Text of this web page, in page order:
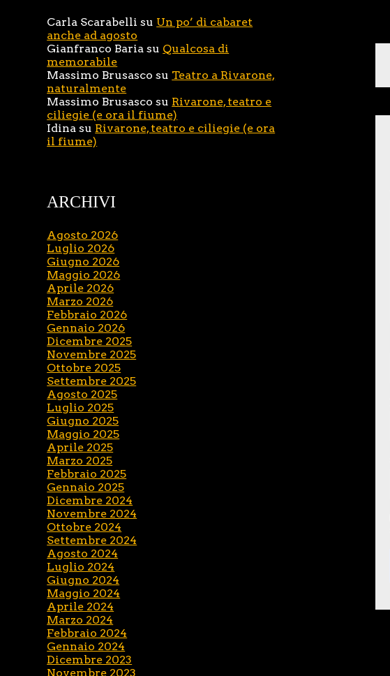
Carla Scarabelli su Un po’ di cabaret
anche ad agosto
Gianfranco Baria su Qualcosa di
memorabile
Massimo Brusasco su Teatro a Rivarone,
naturalmente
Massimo Brusasco su Rivarone, teatro e
ciliegie (e ora il fiume)
Idina su Rivarone, teatro e ciliegie (e ora
il fiume)
ARCHIVI
Agosto 2026
Luglio 2026
Giugno 2026
Maggio 2026
Aprile 2026
Marzo 2026
Febbraio 2026
Gennaio 2026
Dicembre 2025
Novembre 2025
Ottobre 2025
Settembre 2025
Agosto 2025
Luglio 2025
Giugno 2025
Maggio 2025
Aprile 2025
Marzo 2025
Febbraio 2025
Gennaio 2025
Dicembre 2024
Novembre 2024
Ottobre 2024
Settembre 2024
Agosto 2024
Luglio 2024
Giugno 2024
Maggio 2024
Aprile 2024
Marzo 2024
Febbraio 2024
Gennaio 2024
Dicembre 2023
Novembre 2023